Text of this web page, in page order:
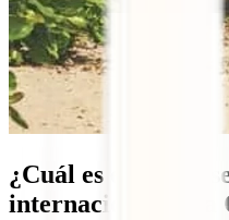
¿Cuál es el mejor
internacional para